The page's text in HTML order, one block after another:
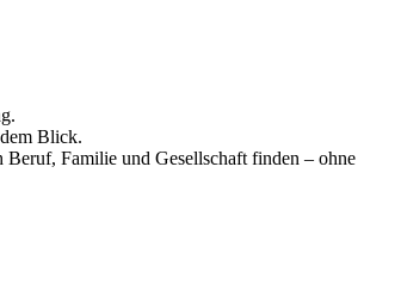
Blick.
Familie und Gesellschaft finden – ohne